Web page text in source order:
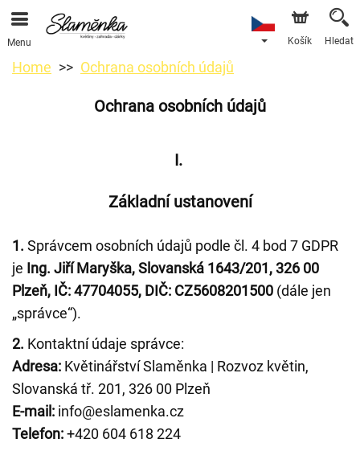
Menu Košík Hledat
Home Ochrana osobních údajů
Ochrana osobních údajů
I.
Základní ustanovení
1. Správcem osobních údajů podle čl. 4 bod 7 GDPR
je Ing. Jiří Maryška, Slovanská 1643/201, 326 00
Plzeň, IČ: 47704055, DIČ: CZ5608201500 (dále jen
„správce“).
2. Kontaktní údaje správce:
Adresa: Květinářství Slaměnka | Rozvoz květin,
Slovanská tř. 201, 326 00 Plzeň
E-mail: info@eslamenka.cz
Telefon:+420 604 618 224